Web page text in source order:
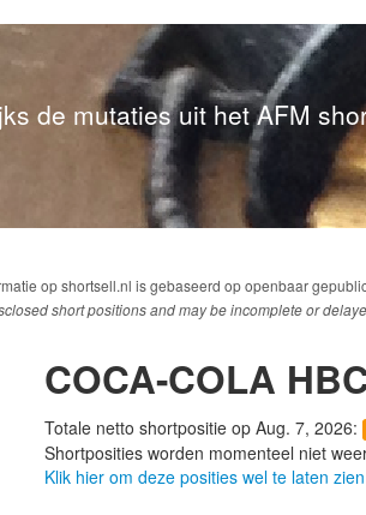
de mutaties uit het AFM
op shortsell.nl is gebaseerd op openbaar
short positions and may be incomplete or
COCA-COLA
Totale netto shortpositie op Aug. 7, 2026:
Shortposities worden momenteel niet
Klik hier om deze posities wel te laten zien